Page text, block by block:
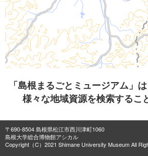
「島根まるごとミュージアム」
様々な地域資源を検索するこ
〒690-8504 島根県松江市西川津町1060
島根大学総合博物館アシカル
Copyright（C）2021 Shimane University Museum All